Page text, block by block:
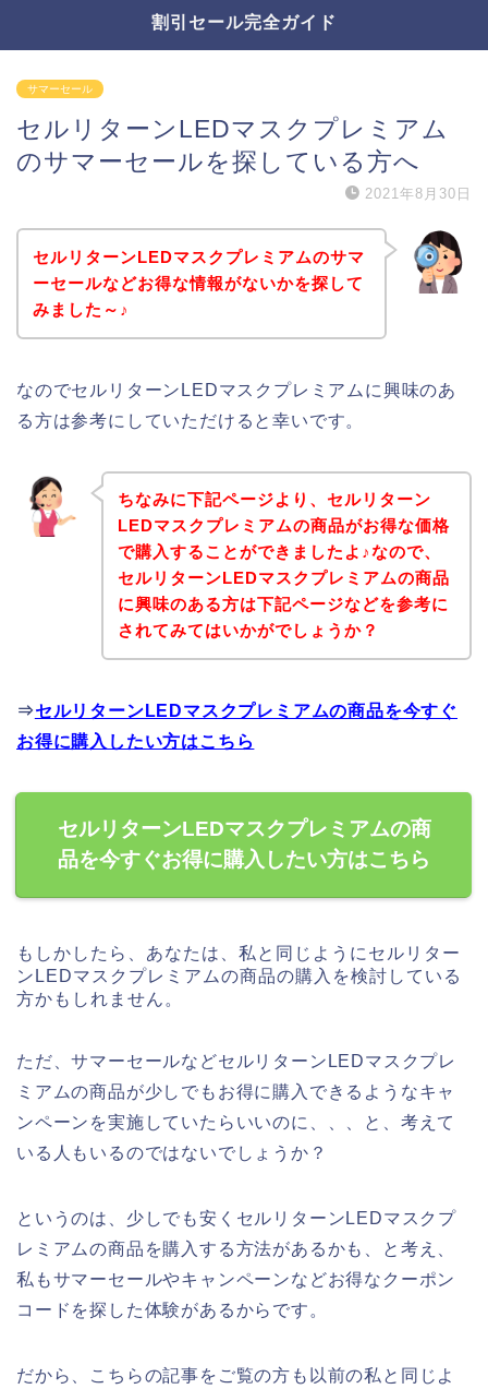
割引セール完全ガイド
サマーセール
セルリターンLEDマスクプレミアム
のサマーセールを探している方へ
2021年8月30日
セルリターンLEDマスクプレミアムのサマ
ーセールなどお得な情報がないかを探して
みました～♪
なのでセルリターンLEDマスクプレミアムに興味のあ
る方は参考にしていただけると幸いです。
ちなみに下記ページより、セルリターン
LEDマスクプレミアムの商品がお得な価格
で購入することができましたよ♪なので、
セルリターンLEDマスクプレミアムの商品
に興味のある方は下記ページなどを参考に
されてみてはいかがでしょうか？
⇒セルリターンLEDマスクプレミアムの商品を今すぐ
お得に購入したい方はこちら
セルリターンLEDマスクプレミアムの商
品を今すぐお得に購入したい方はこちら
もしかしたら、あなたは、私と同じようにセルリター
ンLEDマスクプレミアムの商品の購入を検討している
方かもしれません。
ただ、サマーセールなどセルリターンLEDマスクプレ
ミアムの商品が少しでもお得に購入できるようなキャ
ンペーンを実施していたらいいのに、、、と、考えて
いる人もいるのではないでしょうか？
というのは、少しでも安くセルリターンLEDマスクプ
レミアムの商品を購入する方法があるかも、と考え、
私もサマーセールやキャンペーンなどお得なクーポン
コードを探した体験があるからです。
だから、こちらの記事をご覧の方も以前の私と同じよ